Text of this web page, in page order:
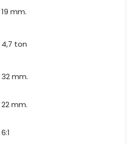
19 mm.
4,7 ton
32 mm.
22 mm.
6:1